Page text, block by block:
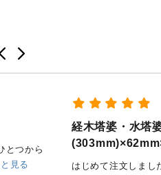
もっと見る
と電話で内容照会しましたが、ど